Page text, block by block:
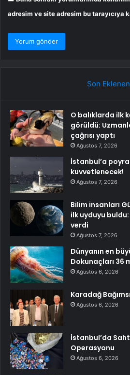
adresim ve site adresim bu tarayıcıya
Son Eklenen
O balıklarda ilk
görüldü:
çağrısı yaptı
Ağustos 7, 2026
İstanbul’a
kuvvetlenecek!
Ağustos 7, 2026
Bilim insanları
ilk uyduyu buldu:
verdi
Ağustos 7, 2026
Dünyanın en
Dokunaçları 36
Ağustos 6, 2026
Karadağ
Ağustos 6, 2026
İstanbul’da
Operasyonu
Ağustos 6, 2026